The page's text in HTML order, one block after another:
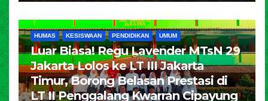
HUMAS KESISWAAN PENDIDIKAN UMUM
Luar Biasa! Regu Lavender MTsN 29
Jakarta Lolos ke LT III Jakarta
Timur, Borong Belasan Prestasi di
LT II Penggalang Kwarran Cipayung